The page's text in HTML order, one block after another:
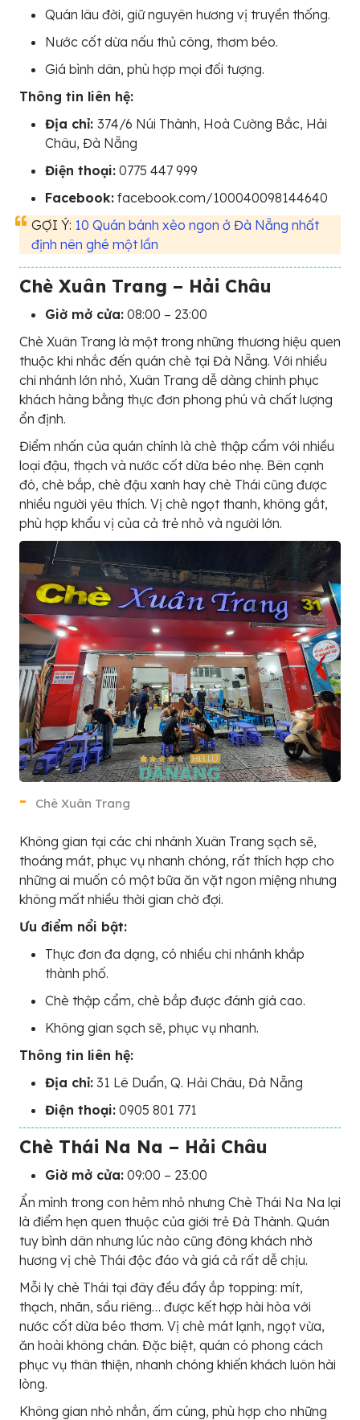
Quán lâu đời, giữ nguyên hương vị truyền thống.
Nước cốt dừa nấu thủ công, thơm béo.
Giá bình dân, phù hợp mọi đối tượng.
Thông tin liên hệ:
Địa chỉ: 374/6 Núi Thành, Hoà Cường Bắc, Hải
Châu, Đà Nẵng
Điện thoại: 0775 447 999
Facebook: facebook.com/100040098144640
GỢI Ý: 10 Quán bánh xèo ngon ở Đà Nẵng nhất
định nên ghé một lần
Chè Xuân Trang – Hải Châu
Giờ mở cửa: 08:00 – 23:00
Chè Xuân Trang là một trong những thương hiệu quen
thuộc khi nhắc đến quán chè tại Đà Nẵng. Với nhiều
chi nhánh lớn nhỏ, Xuân Trang dễ dàng chinh phục
khách hàng bằng thực đơn phong phú và chất lượng
ổn định.
Điểm nhấn của quán chính là chè thập cẩm với nhiều
loại đậu, thạch và nước cốt dừa béo nhẹ. Bên cạnh
đó, chè bắp, chè đậu xanh hay chè Thái cũng được
nhiều người yêu thích. Vị chè ngọt thanh, không gắt,
phù hợp khẩu vị của cả trẻ nhỏ và người lớn.
Chè Xuân Trang
Không gian tại các chi nhánh Xuân Trang sạch sẽ,
thoáng mát, phục vụ nhanh chóng, rất thích hợp cho
những ai muốn có một bữa ăn vặt ngon miệng nhưng
không mất nhiều thời gian chờ đợi.
Ưu điểm nổi bật:
Thực đơn đa dạng, có nhiều chi nhánh khắp
thành phố.
Chè thập cẩm, chè bắp được đánh giá cao.
Không gian sạch sẽ, phục vụ nhanh.
Thông tin liên hệ:
Địa chỉ: 31 Lê Duẩn, Q. Hải Châu, Đà Nẵng
Điện thoại: 0905 801 771
Chè Thái Na Na – Hải Châu
Giờ mở cửa: 09:00 – 23:00
Ẩn mình trong con hẻm nhỏ nhưng Chè Thái Na Na lại
là điểm hẹn quen thuộc của giới trẻ Đà Thành. Quán
tuy bình dân nhưng lúc nào cũng đông khách nhờ
hương vị chè Thái độc đáo và giá cả rất dễ chịu.
Mỗi ly chè Thái tại đây đều đầy ắp topping: mít,
thạch, nhãn, sầu riêng… được kết hợp hài hòa với
nước cốt dừa béo thơm. Vị chè mát lạnh, ngọt vừa,
ăn hoài không chán. Đặc biệt, quán có phong cách
phục vụ thân thiện, nhanh chóng khiến khách luôn hài
lòng.
Không gian nhỏ nhắn, ấm cúng, phù hợp cho những